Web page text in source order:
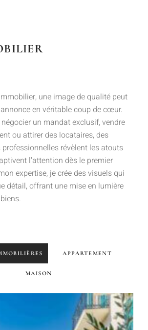
une image de qualité peut
en véritable coup de cœur.
un mandat exclusif, vendre
ou attirer des locataires, des
révèlent les atouts
l’attention dès le premier
expertise, je crée des visuels qui
détail, offrant une mise en lumière
APPARTEMENT
MAISON